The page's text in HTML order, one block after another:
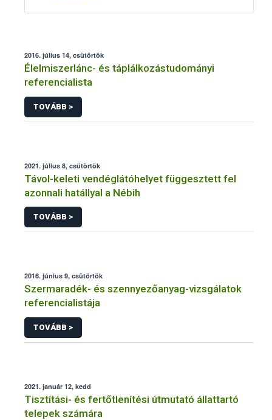
2016. július 14, csütörtök
Élelmiszerlánc- és táplálkozástudományi
referencialista
TOVÁBB >
2021. július 8, csütörtök
Távol-keleti vendéglátóhelyet függesztett fel
azonnali hatállyal a Nébih
TOVÁBB >
2016. június 9, csütörtök
Szermaradék- és szennyezőanyag-vizsgálatok
referencialistája
TOVÁBB >
2021. január 12, kedd
Tisztítási- és fertőtlenítési útmutató állattartó
telepek számára